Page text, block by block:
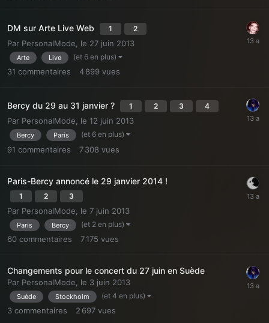
DM sur Arte Live Web 1 2
Par PersonalMode le 27 juin 2013
Arte Live (et 6 en plus)
31 commentaires 4 899 vues
Bercy du 29 au 31 janvier ? 1 2 3 4
Par PersonalMode, le 12 juin 2013
Bercy Paris (et 6 en plus)
91 commentaires 7 308 vues
Paris-Bercy annoncé le 29 janvier 2014 !
1 2 3
Par PersonalMode le 7 juin 2013
Paris Bercy (et 2 en plus)
60 commentaires 7 175 vues
Changements pour le concert du 27 juin en Suède
Par PersonalMode le 3 juin 2013
Suède Stockholm (et 4 en plus)
3 commentaires 2 697 vues